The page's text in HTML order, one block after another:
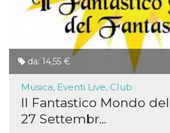
da: 14,55 €
Musica, Eventi Live, Club
Il Fantastico Mondo
27 Settembr...